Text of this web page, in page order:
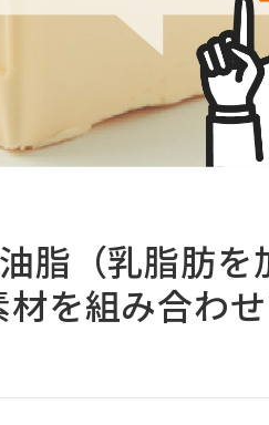
脂（乳脂肪を
を組み合わせ